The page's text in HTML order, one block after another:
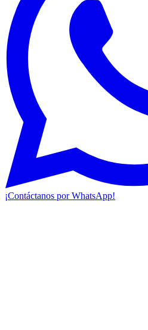
¡Contáctanos por WhatsApp!